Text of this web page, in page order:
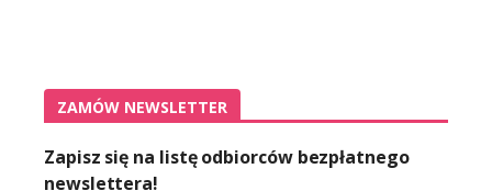
ZAMÓW NEWSLETTER
Zapisz się na listę odbiorców bezpłatnego
newslettera!